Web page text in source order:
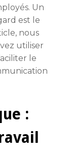
Un
est le
nous
utiliser
le
: